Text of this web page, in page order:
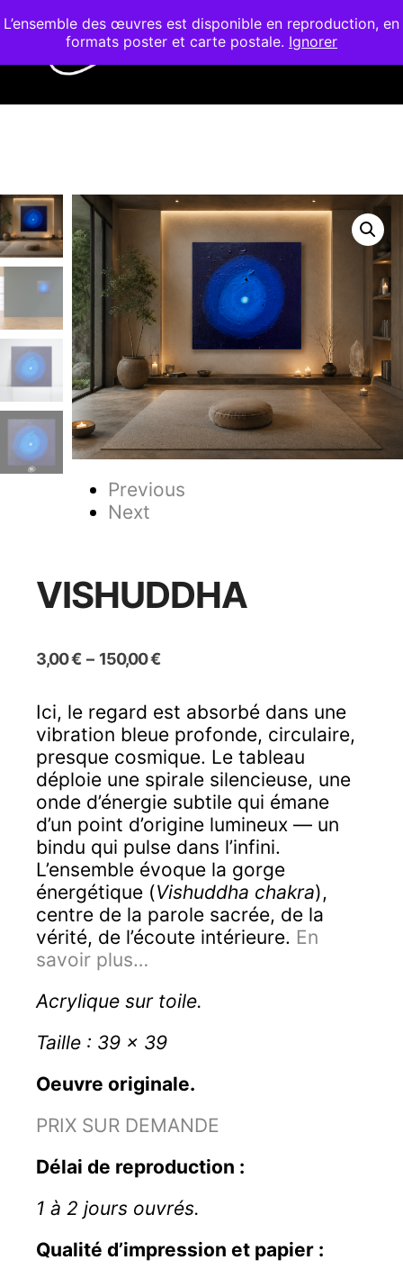
L’ensemble des œuvres est disponible en reproduction, en
formats poster et carte postale. Ignorer
Previous
Next
VISHUDDHA
3,00€ – 150,00€Plage
3,00 €
à
150,00 €
Ici, le regard est absorbé dans une
vibration bleue profonde, circulaire,
presque cosmique. Le tableau
déploie une spirale silencieuse, une
onde d’énergie subtile qui émane
d’un point d’origine lumineux — un
bindu qui pulse dans l’infini.
L’ensemble évoque la gorge
énergétique (Vishuddha chakra),
centre de la parole sacrée, de la
vérité, de l’écoute intérieure. En
savoir plus…
Acrylique sur toile.
Taille : 39 x 39
Oeuvre originale.
PRIX SUR DEMANDE
Délai de reproduction :
1 à 2 jours ouvrés.
Qualité d’impression et papier :